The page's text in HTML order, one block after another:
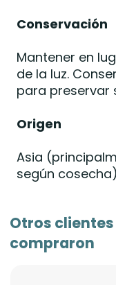
Conservación
Mantener en
de la luz.
para preservar
Origen
Asia
según
Otros
compraron